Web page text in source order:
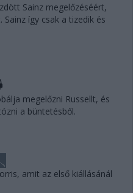
Sainz megelőzéséért,
így csak a tizedik és
megelőzni Russellt, és
a büntetésből.
amit az első kiállásánál